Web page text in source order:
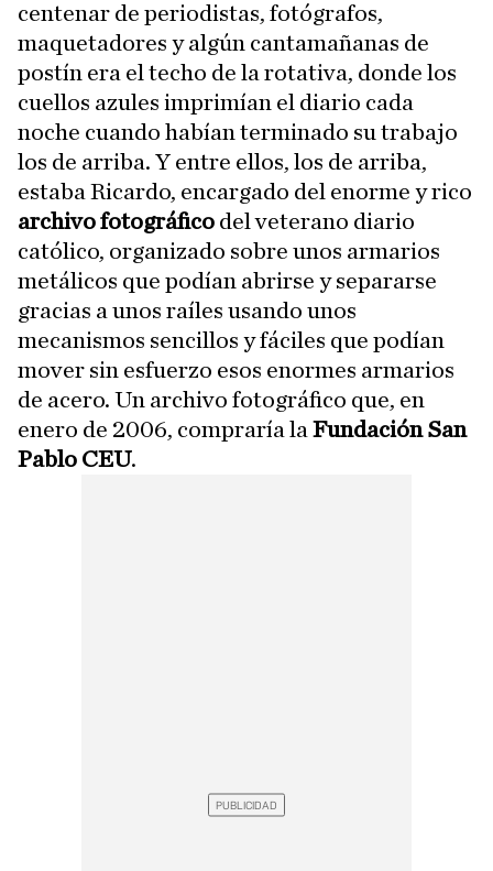
centenar de periodistas, fotógrafos,
maquetadores y algún cantamañanas de
postín era el techo de la rotativa, donde los
cuellos azules imprimían el diario cada
noche cuando habían terminado su trabajo
los de arriba. Y entre ellos, los de arriba,
estaba Ricardo, encargado del enorme y rico
archivo fotográfico del veterano diario
católico, organizado sobre unos armarios
metálicos que podían abrirse y separarse
gracias a unos raíles usando unos
mecanismos sencillos y fáciles que podían
mover sin esfuerzo esos enormes armarios
de acero. Un archivo fotográfico que, en
enero de 2006, compraría la Fundación San
Pablo CEU.